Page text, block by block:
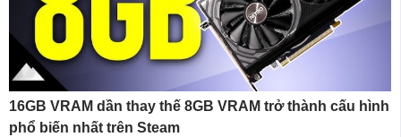
16GB VRAM dần thay thế 8GB VRAM trở thành cấu hình
phổ biến nhất trên Steam